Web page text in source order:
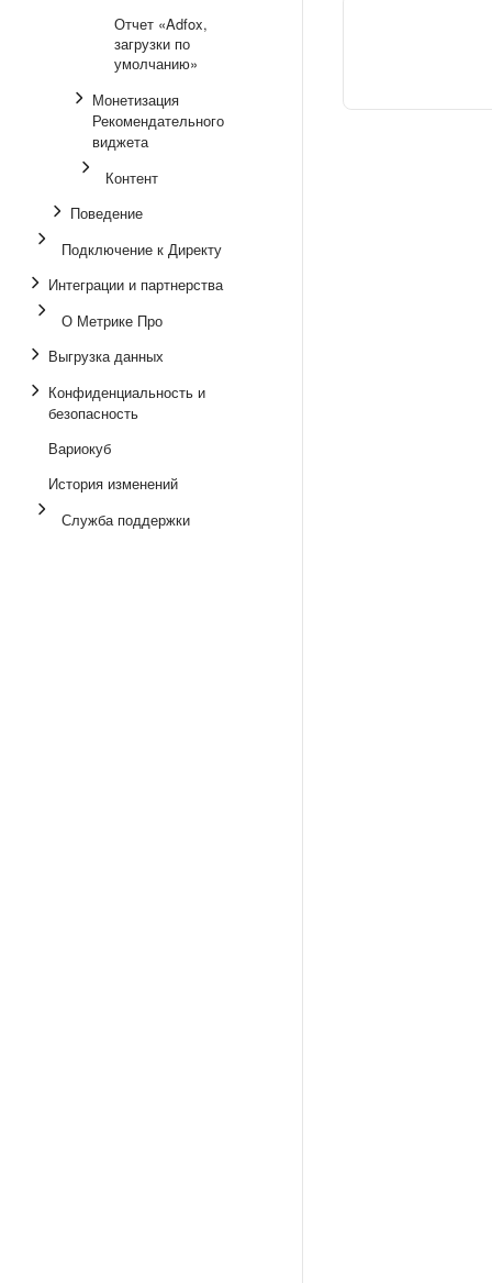
Отчет «Adfox,
загрузки по
умолчанию»
Монетизация
Рекомендательного
виджета
Контент
Поведение
Подключение к Директу
Интеграции и партнерства
О Метрике Про
Выгрузка данных
Конфиденциальность и
безопасность
Вариокуб
История изменений
Служба поддержки